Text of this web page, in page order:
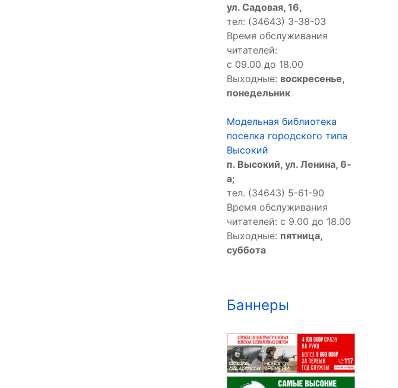
ул. Садовая, 16,
тел: (34643) 3-38-03
Время обслуживания
читателей:
с 09.00 до 18.00
Выходные: воскресенье,
понедельник
Модельная библиотека
поселка городского типа
Высокий
п. Высокий, ул. Ленина, 6-
а;
тел. (34643) 5-61-90
Время обслуживания
читателей: с 9.00 до 18.00
Выходные: пятница,
суббота
Баннеры